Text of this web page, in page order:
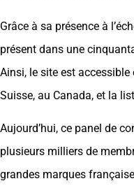
Grâce à sa présence à
présent dans une
Ainsi, le site est accessible
Suisse, au Canada, et la
Aujourd’hui, ce panel de
plusieurs milliers de
grandes marques